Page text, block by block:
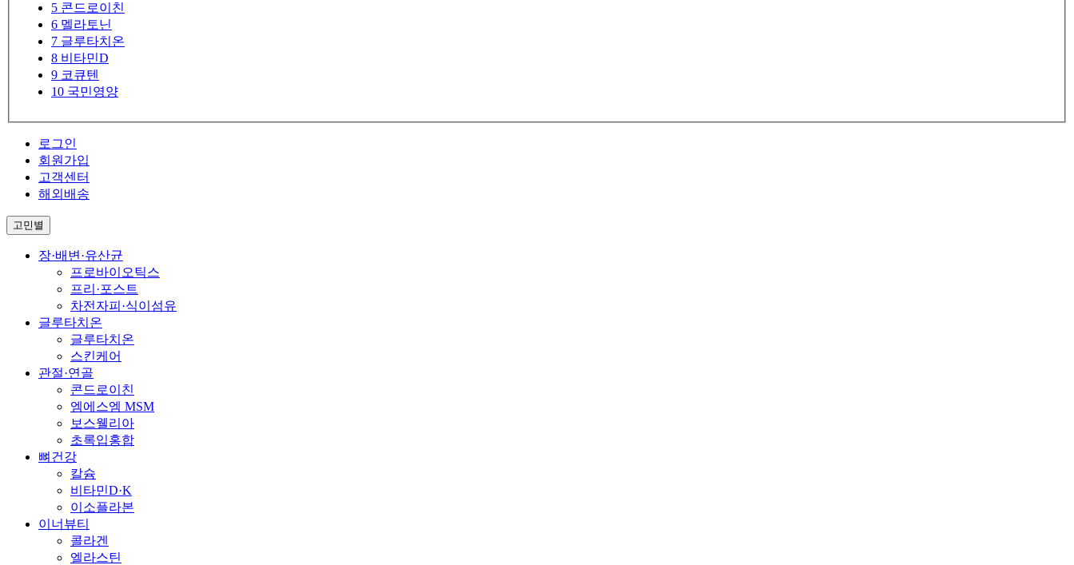
5 콘드로이친
6 멜라토닌
7 글루타치온
8 비타민D
9 코큐텐
10 국민영양
로그인
회원가입
고객센터
해외배송
고민별
장·배변·유산균
프로바이오틱스
프리·포스트
차전자피·식이섬유
글루타치온
글루타치온
스킨케어
관절·연골
콘드로이친
엠에스엠 MSM
보스웰리아
초록입홍합
뼈건강
칼슘
비타민D·K
이소플라본
이너뷰티
콜라겐
엘라스틴